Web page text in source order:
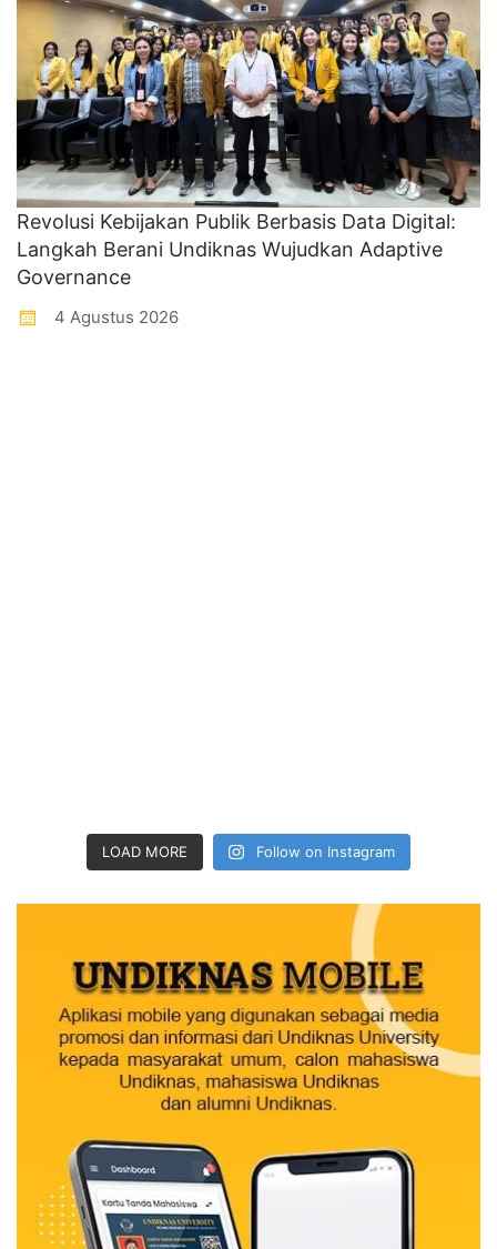
Revolusi Kebijakan Publik Berbasis Data Digital:
Langkah Berani Undiknas Wujudkan Adaptive
Governance
4 Agustus 2026
LOAD MORE Follow on Instagram